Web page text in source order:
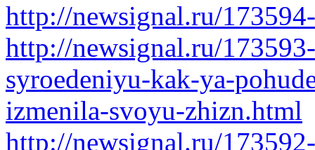
http://newsignal.ru/
http://newsignal.ru/
syroedeniyu-kak-ya-
izmenila-svoyu-zhizn.html
http://newsignal.ru/